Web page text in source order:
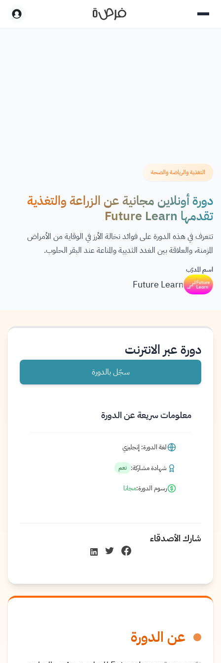
التغذية والرياضة والصحة
دورة أونلاين مجانية عن الزراعة والتغذية
تقدمها Future Learn
تتعرف في هذه الدورة على فوائد نخالة الأرز في الوقاية من الأمراض
المزمنة، والعلاقة بين الغدد الثديية والمناعة عند البقر الحلوب.
اسم المدرّب
Future Learn
عن الدورة
دورة عبر الانترنت
سجّل بالدورة
معلومات سريعة عن الدورة
لغة الدورة: إنجليزي
شهادة مشاركة: نعم
رسوم الدورة:مجانا
شارك الأصدقاء